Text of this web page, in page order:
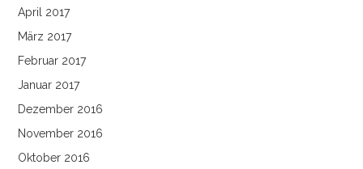
April 2017
März 2017
Februar 2017
Januar 2017
Dezember 2016
November 2016
Oktober 2016